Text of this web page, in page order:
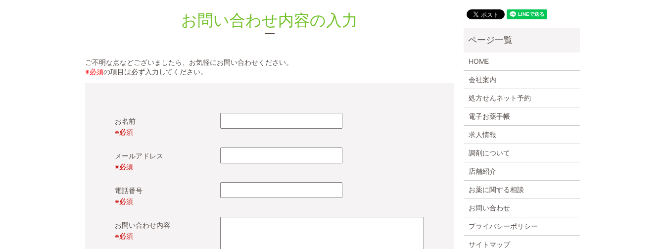
お問い合わせ内容の入力
ご不明な点などございましたら、お気軽にお問い合わせください。
※必須の項目は必ず入力してください。
お名前
※必須
メールアドレス
※必須
電話番号
※必須
お問い合わせ内容
※必須
HOME
会社案内
処方せんネット予約
電子お薬手帳
求人情報
調剤について
店舗紹介
お薬に関する相談
お問い合わせ
プライバシーポリシー
サイトマップ